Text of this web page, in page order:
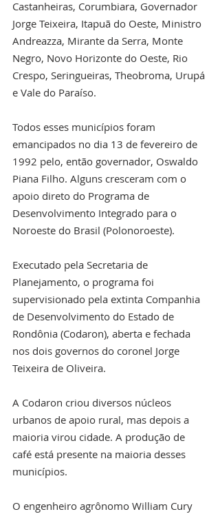
Castanheiras, Corumbiara, Governador
Jorge Teixeira, Itapuã do Oeste, Ministro
Andreazza, Mirante da Serra, Monte
Negro, Novo Horizonte do Oeste, Rio
Crespo, Seringueiras, Theobroma, Urupá
e Vale do Paraíso.
Todos esses municípios foram
emancipados no dia 13 de fevereiro de
1992 pelo, então governador, Oswaldo
Piana Filho. Alguns cresceram com o
apoio direto do Programa de
Desenvolvimento Integrado para o
Noroeste do Brasil (Polonoroeste).
Executado pela Secretaria de
Planejamento, o programa foi
supervisionado pela extinta Companhia
de Desenvolvimento do Estado de
Rondônia (Codaron), aberta e fechada
nos dois governos do coronel Jorge
Teixeira de Oliveira.
A Codaron criou diversos núcleos
urbanos de apoio rural, mas depois a
maioria virou cidade. A produção de
café está presente na maioria desses
municípios.
O engenheiro agrônomo William Cury